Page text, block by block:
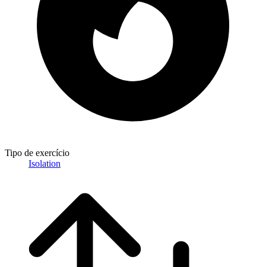
Tipo de exercício
Isolation